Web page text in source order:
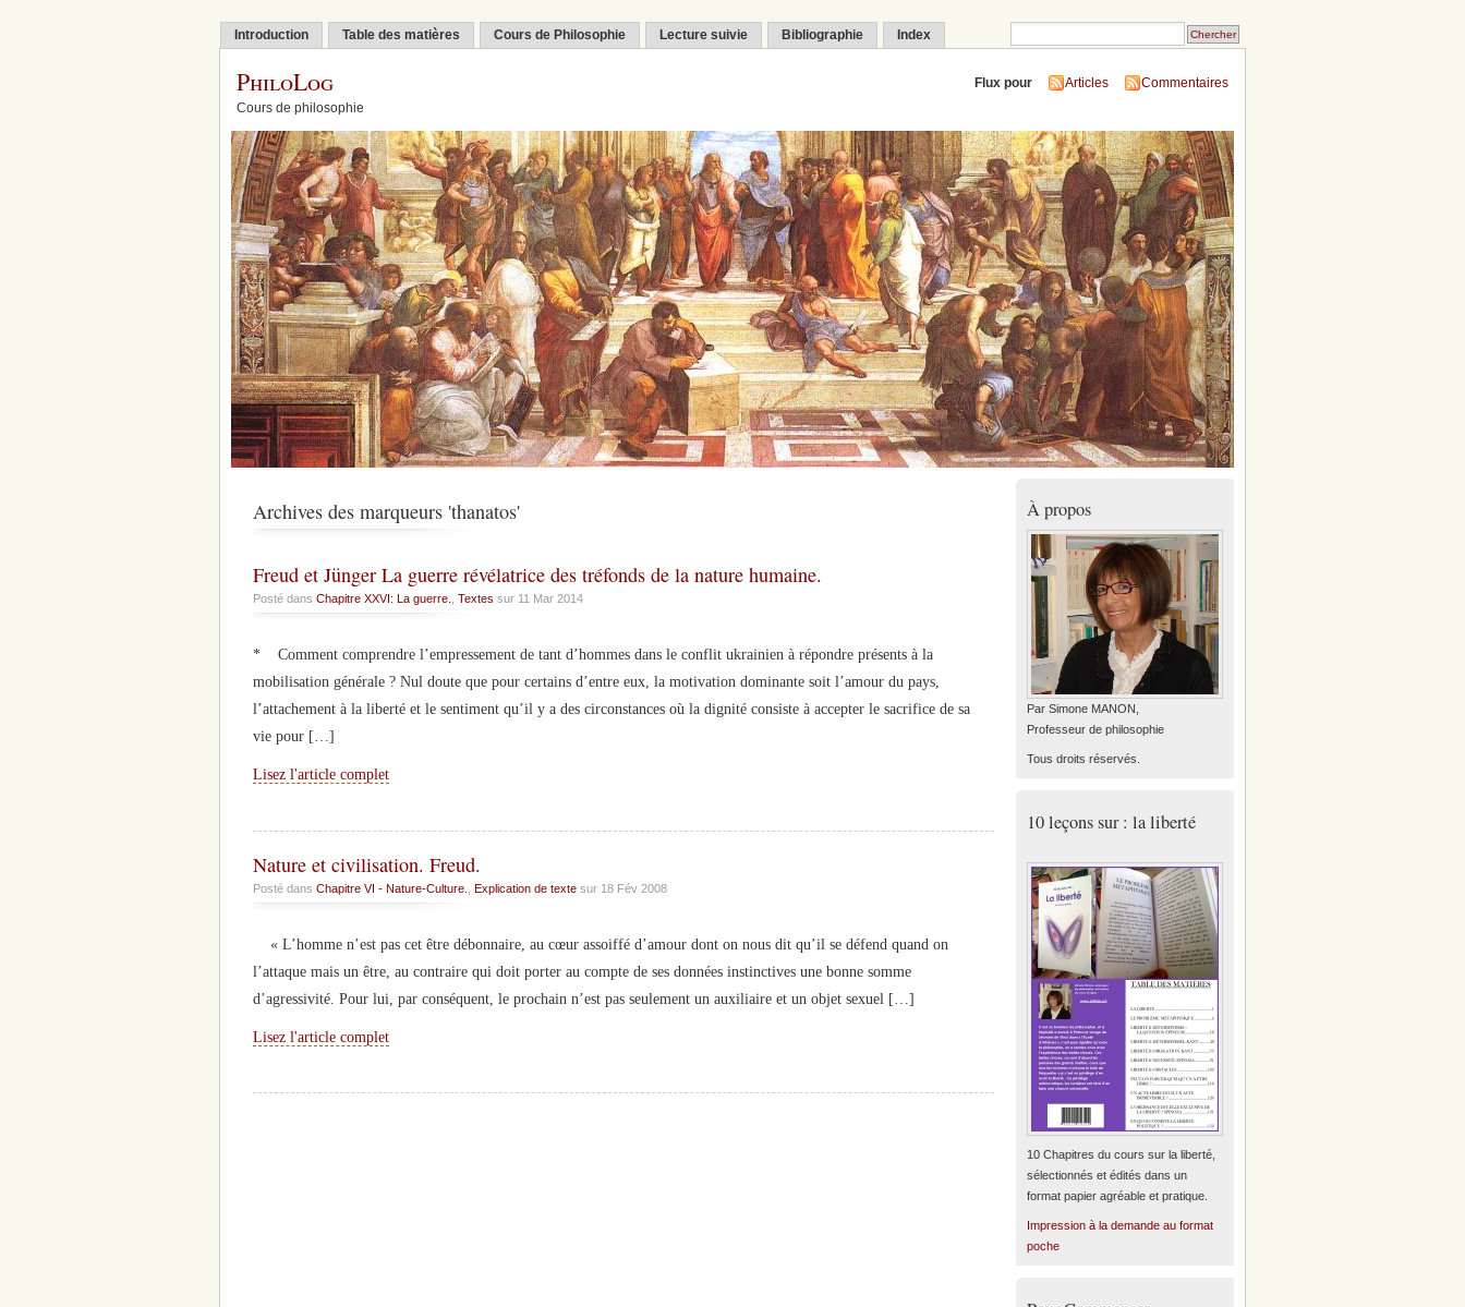
Introduction Table des matières Cours de Philosophie Lecture suivie Bibliographie Index
PhiloLog
Cours de philosophie
Flux pour Articles Commentaires
Archives des marqueurs 'thanatos'
Freud et Jünger La guerre révélatrice des tréfonds de la nature humaine.
Posté dans Chapitre XXVI: La guerre., Textes sur 11 Mar 2014
* Comment comprendre l’empressement de tant d’hommes dans le conflit ukrainien à répondre présents à la
mobilisation générale ? Nul doute que pour certains d’entre eux, la motivation dominante soit l’amour du pays,
l’attachement à la liberté et le sentiment qu’il y a des circonstances où la dignité consiste à accepter le sacrifice de sa
vie pour […]
Lisez l'article complet
Nature et civilisation. Freud.
Posté dans Chapitre VI - Nature-Culture. Explication de texte sur 18 Fév 2008
« L’homme n’est pas cet être débonnaire, au cœur assoiffé d’amour dont on nous dit qu’il se défend quand on
l’attaque mais un être, au contraire qui doit porter au compte de ses données instinctives une bonne somme
d’agressivité. Pour lui, par conséquent, le prochain n’est pas seulement un auxiliaire et un objet sexuel […]
Lisez l'article complet
À propos
Par Simone MANON,
Professeur de philosophie
Tous droits réservés.
10 leçons sur : la liberté
10 Chapitres du cours sur la liberté,
sélectionnés et édités dans un
format papier agréable et pratique.
Impression à la demande au format
poche